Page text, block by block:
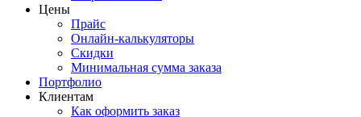
Цены
Прайс
Онлайн-калькуляторы
Скидки
Минимальная сумма заказа
Портфолио
Клиентам
Как оформить заказ